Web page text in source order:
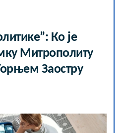
Ко је
Митрополиту
Заостру